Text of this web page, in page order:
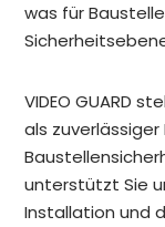
was für
VIDEO GUARD
als
unterstützt Sie
Installation und